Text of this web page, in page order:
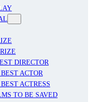
DIRECTOR
ACTOR
ACTRESS
TO BE SAVED